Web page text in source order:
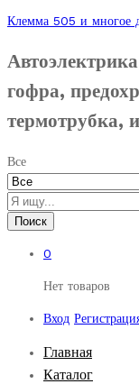
Клемма 505 и многое
гофра,
термотрубка,
Все
Поиск
0
Нет товаров
Вход
Главная
Каталог